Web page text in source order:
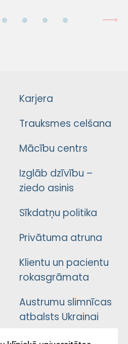
Karjera
Trauksmes celšana
Mācību centrs
Izglāb dzīvību –
ziedo asinis
Sīkdatņu politika
Privātuma atruna
Klientu un pacientu
rokasgrāmata
Austrumu slimnīcas
atbalsts Ukrainai
Підтримка Східної